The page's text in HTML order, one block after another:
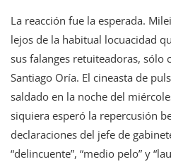
La reacción fue la esperada.
lejos de la habitual locuacidad
sus falanges retuiteadoras, sólo
Santiago Oría. El cineasta de
saldado en la noche del
siquiera esperó la repercusión
declaraciones del jefe de
“delincuente”, “medio pelo” y